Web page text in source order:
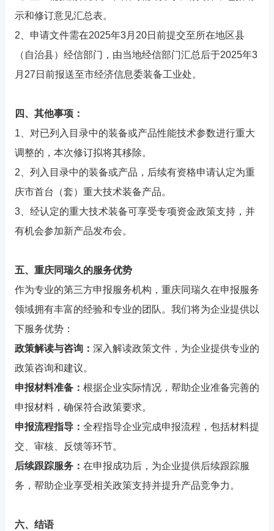
示和修订意见汇总表。
2、申请文件需在2025年3月20日前提交至所在地区县
（自治县）经信部门，由当地经信部门汇总后于2025年3
月27日前报送至市经济信息委装备工业处。
四、其他事项：
1、对已列入目录中的装备或产品性能技术参数进行重大
调整的，本次修订拟将其移除。
2、列入目录中的装备或产品，后续有资格申请认定为重
庆市首台（套）重大技术装备产品。
3、经认定的重大技术装备可享受专项资金政策支持，并
有机会参加新产品发布会。
五、重庆同瑞久的服务优势
作为专业的第三方申报服务机构，重庆同瑞久在申报服务
领域拥有丰富的经验和专业的团队。我们将为企业提供以
下服务优势：
政策解读与咨询： 深入解读政策文件，为企业提供专业的
政策咨询和建议。
申报材料准备： 根据企业实际情况，帮助企业准备完善的
申报材料，确保符合政策要求。
申报流程指导： 全程指导企业完成申报流程，包括材料提
交、审核、反馈等环节。
后续跟踪服务： 在申报成功后，为企业提供后续跟踪服
务，帮助企业享受相关政策支持并提升产品竞争力。
六、结语